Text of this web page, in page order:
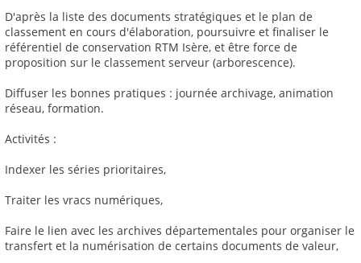
D'après la liste des documents stratégiques et le plan de
classement en cours d'élaboration, poursuivre et finaliser le
référentiel de conservation RTM Isère, et être force de
proposition sur le classement serveur (arborescence).
Diffuser les bonnes pratiques : journée archivage, animation
réseau, formation.
Activités :
Indexer les séries prioritaires,
Traiter les vracs numériques,
Faire le lien avec les archives départementales pour organiser le
transfert et la numérisation de certains documents de valeur,